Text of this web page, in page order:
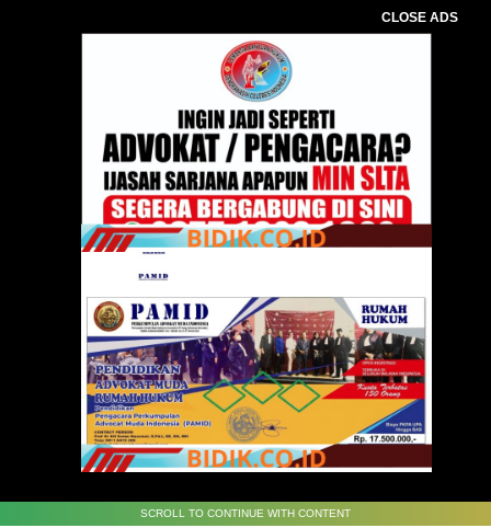
CLOSE ADS
SCROLL TO CONTINUE WITH CONTENT